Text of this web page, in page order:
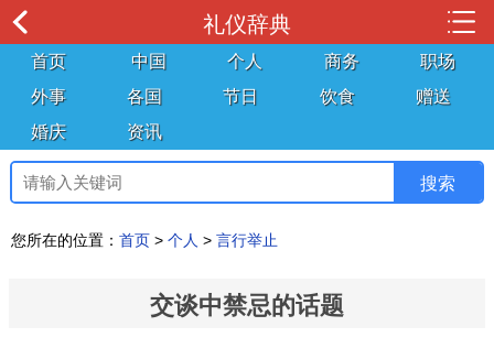
礼仪辞典
首页 中国 个人 商务
职场
外事
各国 节日 饮食
赠送
婚庆
资讯
您所在的位置： 首页 > 个人 > 言行举止
交谈中禁忌的话题